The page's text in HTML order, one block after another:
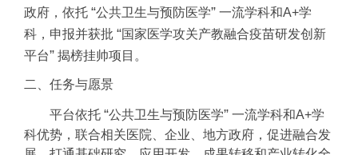
政府，依托 “公共卫生与预防医学” 一流学科和A+学
科，申报并获批 “国家医学攻关产教融合疫苗研发创新
平台” 揭榜挂帅项目。
二、任务与愿景
平台依托 “公共卫生与预防医学” 一流学科和A+学
科优势，联合相关医院、企业、地方政府，促进融合发